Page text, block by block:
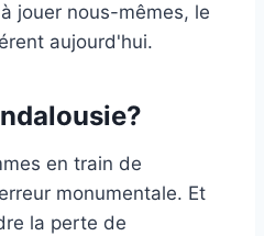
jouer nous-mêmes, le
aujourd'hui.
en train de
monumentale. Et
la perte de